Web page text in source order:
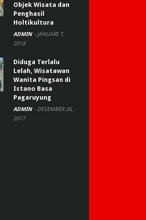
Objek Wisata dan
Penghasil
Holtikultura
ADMIN - JANUARI 7,
2018
Diduga Terlalu
Lelah, Wisatawan
Wanita Pingsan di
Istano Basa
Pagaruyung
ADMIN - DESEMBER 26,
2017